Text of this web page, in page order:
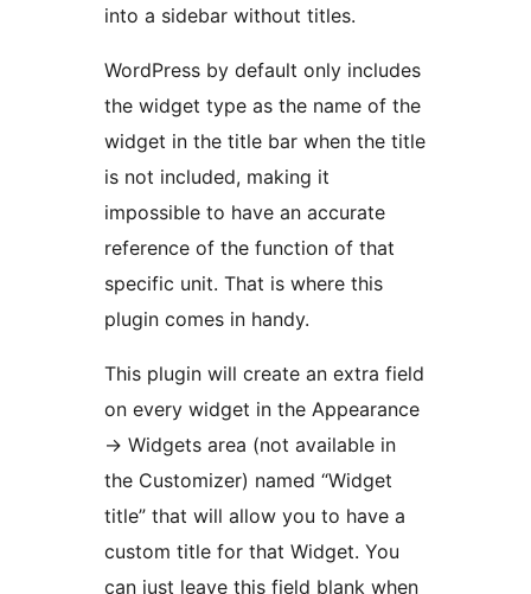
into a sidebar without titles.
WordPress by default only includes
the widget type as the name of the
widget in the title bar when the title
is not included, making it
impossible to have an accurate
reference of the function of that
specific unit. That is where this
plugin comes in handy.
This plugin will create an extra field
on every widget in the Appearance
-> Widgets area (not available in
the Customizer) named “Widget
title” that will allow you to have a
custom title for that Widget. You
can just leave this field blank when